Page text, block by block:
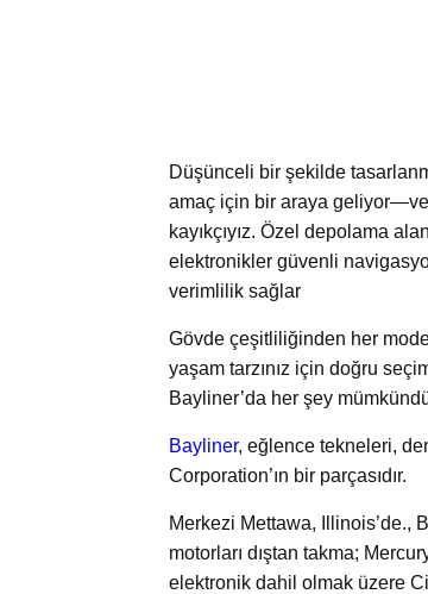
Düşünceli bir şekilde
amaç için bir araya geliyor—ve
kayıkçıyız. Özel depolama
elektronikler güvenli
verimlilik sağlar
Gövde çeşitliliğinden her
yaşam tarzınız için doğru
Bayliner’da her şey
Bayliner, eğlence tekneleri,
Corporation’ın bir parçasıdır.
Merkezi Mettawa, Illinois’de.,
motorları dıştan takma;
elektronik dahil olmak üzere